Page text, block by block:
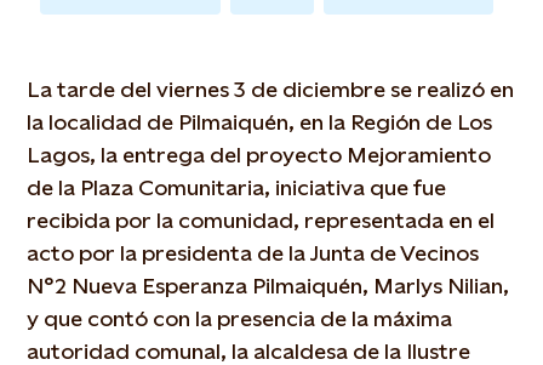
La tarde del viernes 3 de diciembre se realizó en
la localidad de Pilmaiquén, en la Región de Los
Lagos, la entrega del proyecto Mejoramiento
de la Plaza Comunitaria, iniciativa que fue
recibida por la comunidad, representada en el
acto por la presidenta de la Junta de Vecinos
N°2 Nueva Esperanza Pilmaiquén, Marlys Nilian,
y que contó con la presencia de la máxima
autoridad comunal, la alcaldesa de la Ilustre